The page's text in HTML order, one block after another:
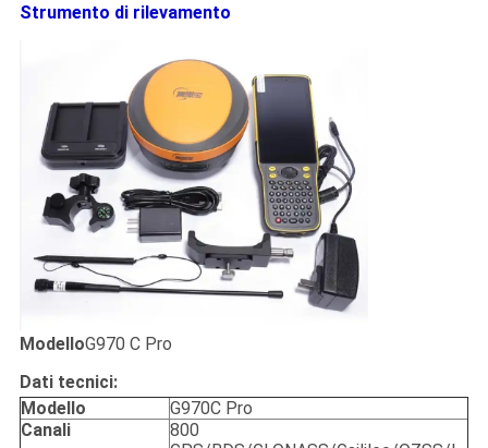
Strumento di rilevamento
ModelloG970 C Pro
Dati tecnici:
Modello
G970C Pro
Canali
800